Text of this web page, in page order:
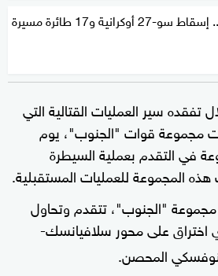
27 أوكرانية و17 طائرة مسيرة
سير العمليات القتالية التي
مجموعة قوات "الجنوب"، يوم
في التقدم بعملية السيطرة
المجموعة للعمليات المستقبلية.
"الجنوب"، تتقدم وتحاول
اختراق على محور سلافيانسك-
المحصن.